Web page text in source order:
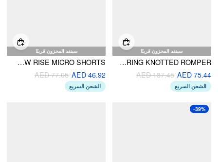
سينفد المخزون قريبًا
SQUARE NECK STRIPE DRAWSTRING KNOTTED ROMPER
AED 75.44
AED 187.45
الشحن السريع
سينفد المخزون قريبًا
STRIPED LOW RISE MICRO SHORTS
AED 46.92
AED 77.05
الشحن السريع
-39%